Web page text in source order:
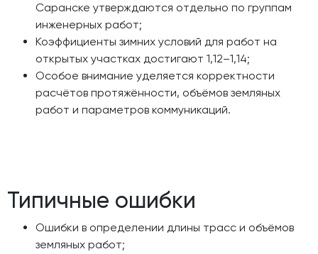
Саранске утверждаются отдельно по группам
инженерных работ;
Коэффициенты зимних условий для работ на
открытых участках достигают 1,12–1,14;
Особое внимание уделяется корректности
расчётов протяжённости, объёмов земляных
работ и параметров коммуникаций.
Типичные ошибки
Ошибки в определении длины трасс и объёмов
земляных работ;